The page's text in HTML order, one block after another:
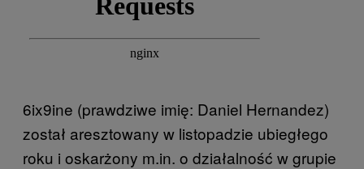
6ix9ine (prawdziwe imię: Daniel Hernandez)
został aresztowany w listopadzie ubiegłego
roku i oskarżony m.in. o działalność w grupie